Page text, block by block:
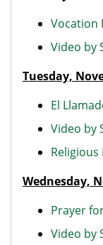
Vocation
Video by
Tuesday,
El
Video by
Religious
Wednesday,
Prayer
Video by